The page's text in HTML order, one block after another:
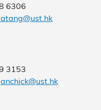
6306
3153
@ust.hk